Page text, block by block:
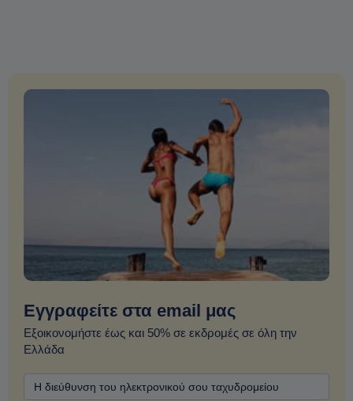
Εγγραφείτε στα email μας
Εξοικονομήστε έως και 50% σε εκδρομές σε όλη την
Ελλάδα